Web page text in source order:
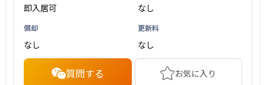
即入居可 なし
償却
なし
更新料
なし
質問する お気に入り